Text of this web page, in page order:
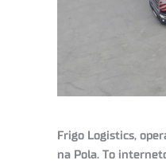
Frigo Logistics,
na Pola. To